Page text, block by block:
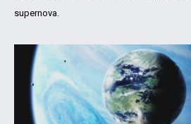
supernova.